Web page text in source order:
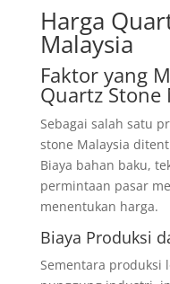
Harga
Malaysia
Faktor yang
Quartz Stone
Sebagai salah satu
stone Malaysia
Biaya bahan baku,
permintaan pasar
menentukan harga.
Biaya Produksi
Sementara produksi